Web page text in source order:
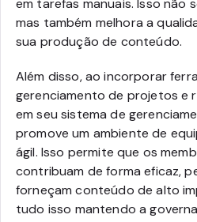
em tarefas manuais. Isso não
mas também melhora a
sua produção de conteúdo.
Além disso, ao incorporar
gerenciamento de projetos e
em seu sistema de
promove um ambiente de
ágil. Isso permite que os
contribuam de forma eficaz,
forneçam conteúdo de alto
tudo isso mantendo a